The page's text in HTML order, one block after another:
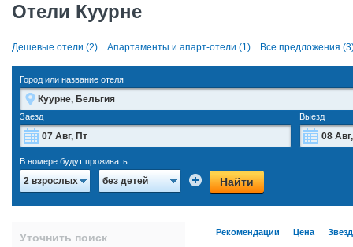
Отели Куурне
Дешевые отели (2) Апартаменты и апарт-отели (1) Все предложения
Город или название отеля
Заезд
Пн Вт Ср Чт Пт Сб Вс
27 28 29 30 1 2
Выезд
В номере будут проживать
2 взрослых без детей Найти
Уточнить поиск Рекомендации Цена